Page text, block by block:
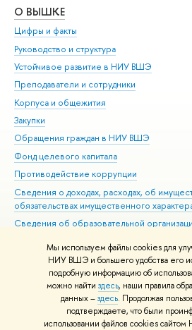
Мы используем файлы cookies для
НИУ ВШЭ и большего удобства его
подробную информацию об
можно найти здесь, наши правила
данных –здесь. Продолжая
подтверждаете, что были
использовании файлов cookies
О ВЫШКЕ
Цифры и факты
Руководство и структура
Устойчивое развитие в НИУ ВШЭ
Преподаватели и сотрудники
Корпуса и общежития
Закупки
Обращения граждан в НИУ ВШЭ
Фонд целевого капитала
Противодействие коррупции
Сведения о доходах, расходах, об
обязательствах имущественного
Сведения об образовательной
Людям с ограниченными возможностями
Единая платежная страница
Работа в Вышке
© НИУ ВШЭ 1993–2026 Адреса и контакты